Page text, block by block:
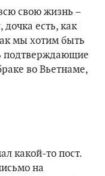
свою жизнь –
есть, как
мы хотим быть
подтверждающие
во Вьетнаме,
какой-то пост.
на